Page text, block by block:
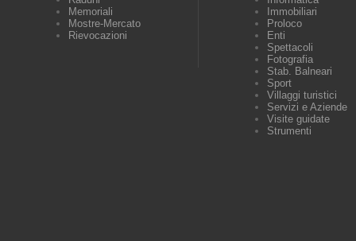
Memoriali
Mostre-Mercato
Rievocazioni
Immobiliari
Proloco
Enti
Spettacoli
Fotografia
Stab. Balneari
Sport
Villaggi turistici
Servizi e Aziende
Visite guidate
Strumenti